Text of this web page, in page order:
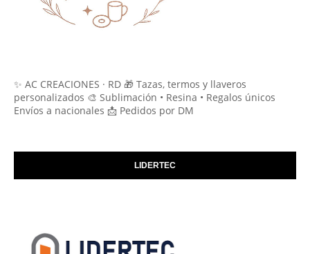
✨ AC CREACIONES · RD 🎁 Tazas, termos y llaveros
personalizados 🎨 Sublimación • Resina • Regalos únicos
Envíos a nacionales 📩 Pedidos por DM
LIDERTEC